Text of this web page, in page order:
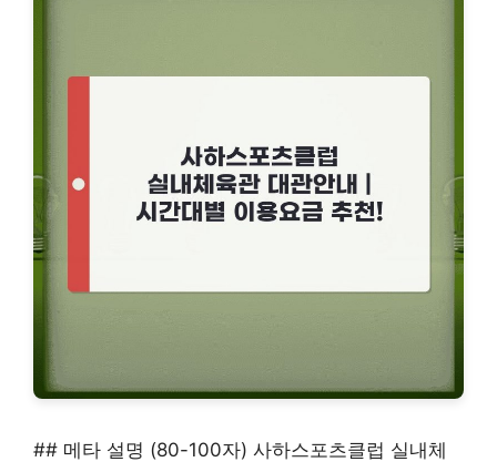
## 메타 설명 (80-100자) 사하스포츠클럽 실내체